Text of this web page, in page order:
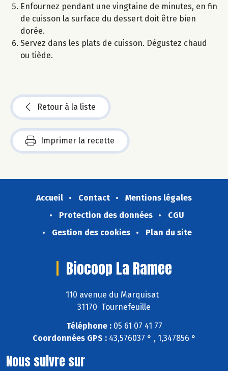
Enfournez pendant une vingtaine de minutes, en fin
de cuisson la surface du dessert doit être bien
dorée.
Servez dans les plats de cuisson. Dégustez chaud
ou tiède.
Retour à la liste
Imprimer la recette
Accueil Contact
Mentions légales
Protection des données
CGU
Gestion des cookies
Plan du site
Biocoop La Ramee
110 avenue du Marquisat
31170 Tournefeuille
Téléphone :05 61 07 41 77
Coordonnées GPS :43,576037 ° , 1,347856 °
Nous suivre sur